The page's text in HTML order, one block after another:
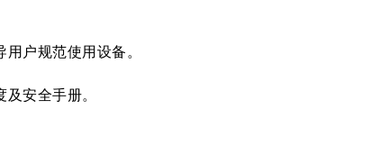
户规范使用设备。
安全手册。